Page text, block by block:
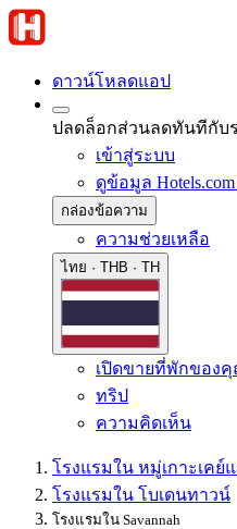
ดาวน์โหลดแอป
ปลดล็อกส่วนลดทันทีกับ
เข้าสู่ระบบ
ดูข้อมูล Hotels.com
กล่องข้อความ
ความช่วยเหลือ
ไทย · THB · TH
เปิดขายที่พักของ
ทริป
ความคิดเห็น
โรงแรมใน หมู่เกาะเคย์
โรงแรมใน โบเดนทาวน์
โรงแรมใน Savannah